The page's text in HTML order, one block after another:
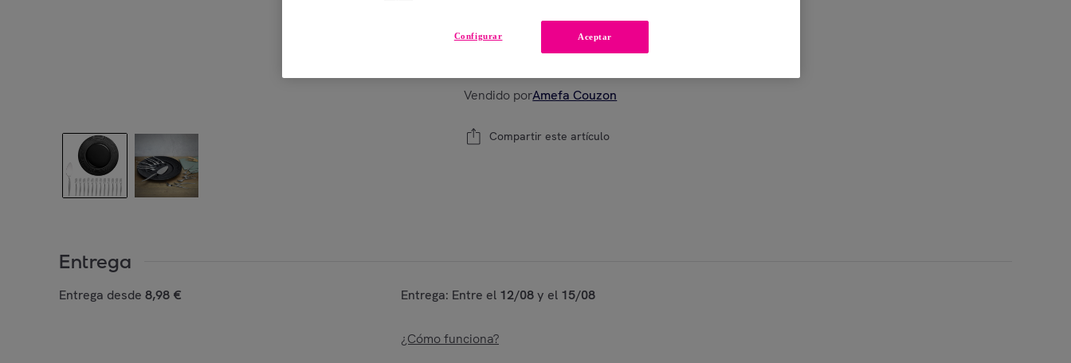
Aventure - Juego de tartas de 14 piezas
Añadir a la cesta
Vendido porAmefa Couzon
Compartir este artículo
Entrega
Entrega desde 8,98 € Entrega: Entre el 12/08y el 15/08
¿Cómo funciona?
Aceptar
Configurar